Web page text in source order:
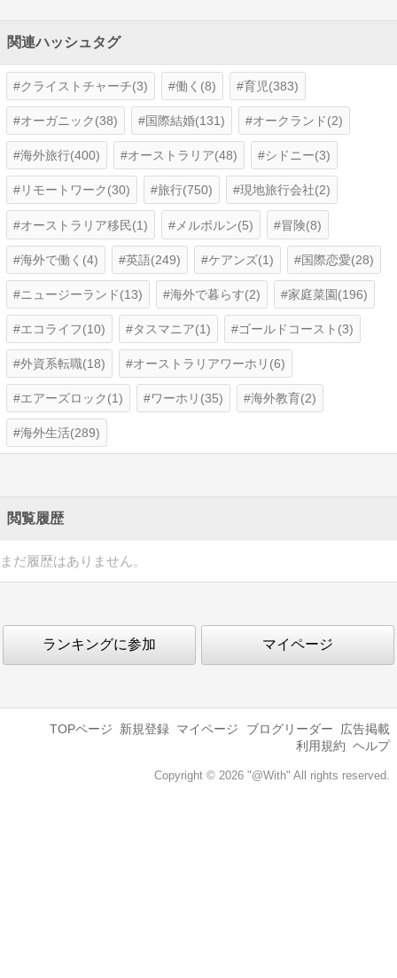
関連ハッシュタグ
クライストチャーチ(3) 働く(8) 育児(383)
オーガニック(38) 国際結婚(131) オークランド(2)
海外旅行(400) オーストラリア(48) シドニー(3)
リモートワーク(30) 旅行(750) 現地旅行会社(2)
オーストラリア移民(1) メルボルン(5) 冒険(8)
海外で働く(4) 英語(249) ケアンズ(1) 国際恋愛(28)
ニュージーランド(13) 海外で暮らす(2) 家庭菜園(196)
エコライフ(10) タスマニア(1) ゴールドコースト(3)
外資系転職(18) オーストラリアワーホリ(6)
エアーズロック(1) ワーホリ(35) 海外教育(2)
海外生活(289)
閲覧履歴
まだ履歴はありません。
ランキングに参加 マイページ
TOPページ 新規登録 マイページ ブログリーダー
広告掲載
利用規約 ヘルプ
Copyright © 2026 "@With" All rights reserved.